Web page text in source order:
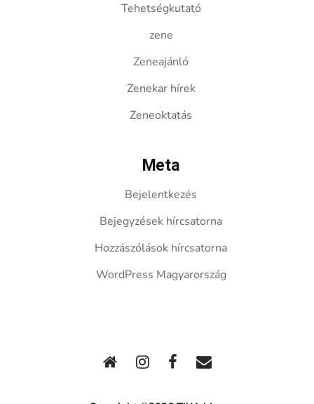
Tehetségkutató
zene
Zeneajánló
Zenekar hírek
Zeneoktatás
Meta
Bejelentkezés
Bejegyzések hírcsatorna
Hozzászólások hírcsatorna
WordPress Magyarország